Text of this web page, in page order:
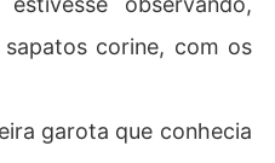
corine, com os
garota que conhecia